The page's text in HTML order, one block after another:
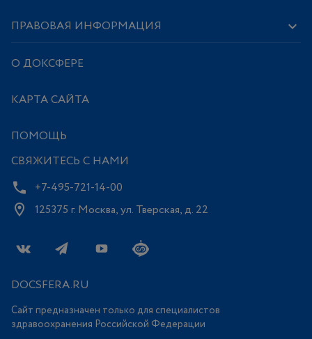
ПРАВОВАЯ ИНФОРМАЦИЯ
О ДОКСФЕРЕ
КАРТА САЙТА
ПОМОЩЬ
СВЯЖИТЕСЬ С НАМИ
+7-495-721-14-00
125375 г. Москва, ул. Тверская, д. 22
DOCSFERA.RU
Сайт предназначен только для специалистов
здравоохранения Российской Федерации